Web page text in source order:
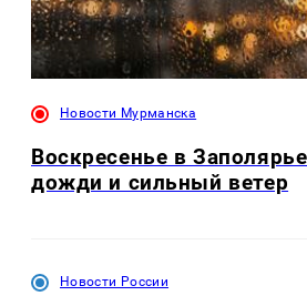
Новости Мурманска
Воскресенье в
дожди и сильный ветер
Новости России